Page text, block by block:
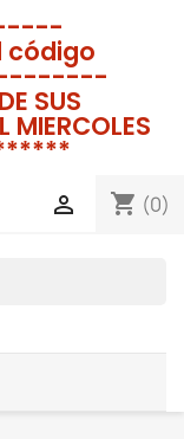
código
SUS
MIERCOLES
shopping_cart (0)
